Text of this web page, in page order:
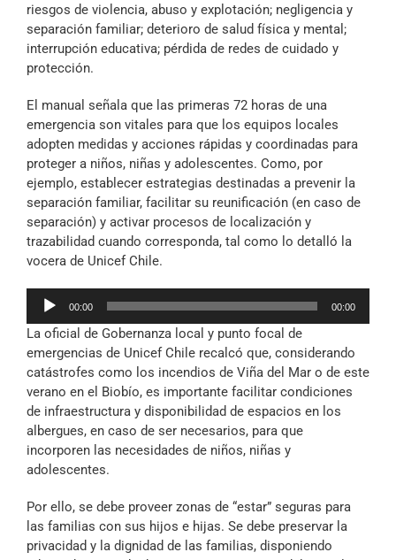
riesgos de violencia, abuso y explotación; negligencia y
separación familiar; deterioro de salud física y mental;
interrupción educativa; pérdida de redes de cuidado y
protección.
El manual señala que las primeras 72 horas de una
emergencia son vitales para que los equipos locales
adopten medidas y acciones rápidas y coordinadas para
proteger a niños, niñas y adolescentes. Como, por
ejemplo, establecer estrategias destinadas a prevenir la
separación familiar, facilitar su reunificación (en caso de
separación) y activar procesos de localización y
trazabilidad cuando corresponda, tal como lo detalló la
vocera de Unicef Chile.
Reproductor
audio
00:00 00:00
La oficial de Gobernanza local y punto focal de
emergencias de Unicef Chile recalcó que, considerando
catástrofes como los incendios de Viña del Mar o de este
verano en el Biobío, es importante facilitar condiciones
de infraestructura y disponibilidad de espacios en los
albergues, en caso de ser necesarios, para que
incorporen las necesidades de niños, niñas y
adolescentes.
Por ello, se debe proveer zonas de “estar” seguras para
las familias con sus hijos e hijas. Se debe preservar la
privacidad y la dignidad de las familias, disponiendo